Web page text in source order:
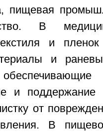
пищевая
В
и
и
и поддержание
от
В